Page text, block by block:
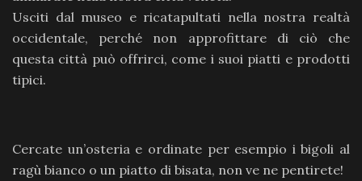
Usciti dal museo e ricatapultati nella nostra realtà
occidentale, perché non approfittare di ciò che
questa città può offrirci, come i suoi piatti e prodotti
tipici.
Cercate un’osteria e ordinate per esempio i bigoli al
ragù bianco o un piatto di bisata, non ve ne pentirete!